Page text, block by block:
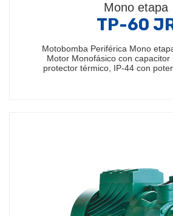
Mono etapa
TP-60
Motobomba Periférica Mono
Motor Monofásico con capacitor
protector térmico, IP-44 con